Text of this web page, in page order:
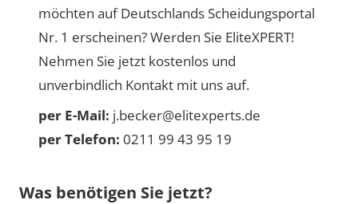
möchten auf Deutschlands Scheidungsportal
Nr. 1 erscheinen? Werden Sie EliteXPERT!
Nehmen Sie jetzt kostenlos und
unverbindlich Kontakt mit uns auf.
per E-Mail: j.becker@elitexperts.de
per Telefon: 0211 99 43 95 19
Was benötigen Sie jetzt?